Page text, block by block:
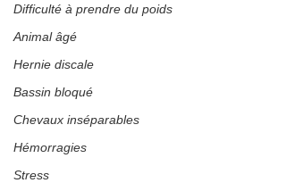
Difficulté à prendre du poids
Animal âgé
Hernie discale
Bassin bloqué
Chevaux inséparables
Hémorragies
Stress